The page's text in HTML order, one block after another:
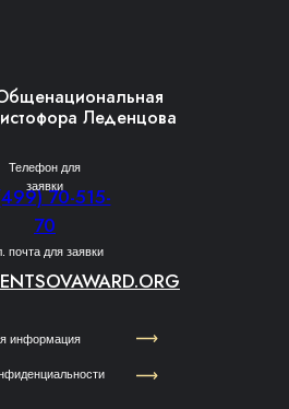
почта для заявки
70-515-
70
Телефон для
заявки
Леденцова
информация